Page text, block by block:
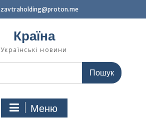
zavtraholding@proton.me
Країна
Українські новини
Меню